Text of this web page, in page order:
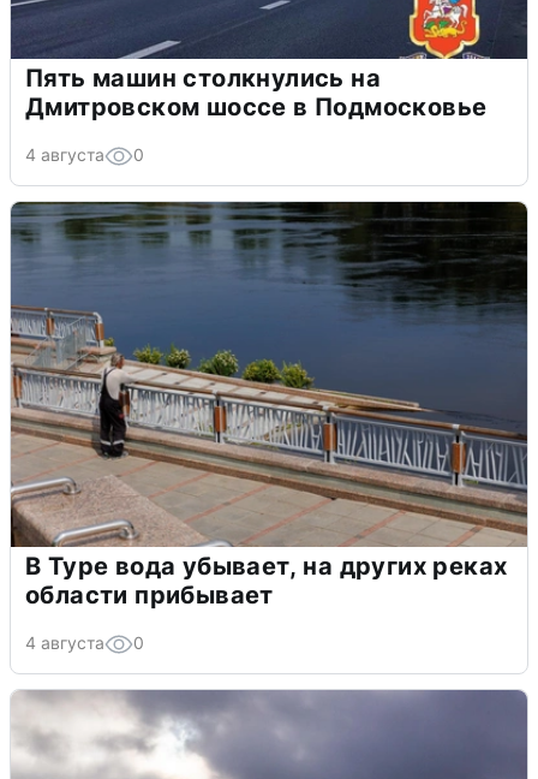
Пять машин столкнулись на
Дмитровском шоссе в Подмосковье
4 августа 0
В Туре вода убывает, на других реках
области прибывает
4 августа 0